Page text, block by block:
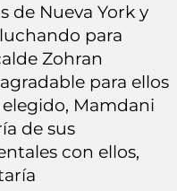
de Nueva York y
para
Zohran
para ellos
Mamdani
de sus
con ellos,